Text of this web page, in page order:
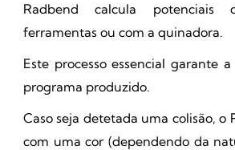
Radbend calcula potenciais
ferramentas ou com a quinadora.
Este processo essencial garante
programa produzido.
Caso seja detetada uma colisão, o
com uma cor (dependendo da